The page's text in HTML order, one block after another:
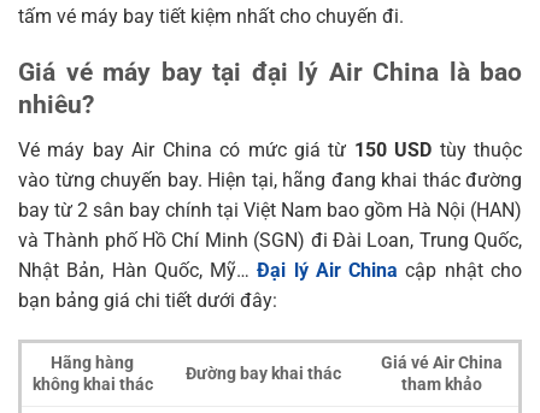
tấm vé máy bay tiết kiệm nhất cho chuyến đi.
Giá vé máy bay tại đại lý Air China là bao
nhiêu?
Vé máy bay Air China có mức giá từ 150 USD tùy thuộc
vào từng chuyến bay. Hiện tại, hãng đang khai thác đường
bay từ 2 sân bay chính tại Việt Nam bao gồm Hà Nội (HAN)
và Thành phố Hồ Chí Minh (SGN) đi Đài Loan, Trung Quốc,
Nhật Bản, Hàn Quốc, Mỹ…Đại lý Air China cập nhật cho
bạn bảng giá chi tiết dưới đây:
Hãng hàng
không khai thác
Đường bay khai thác
Giá vé Air China
tham khảo